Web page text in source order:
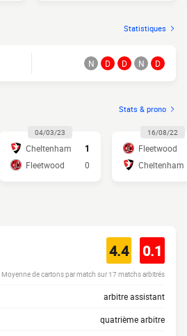
Statistiques
N D D N D
Stats & prono
04/03/23
Cheltenham
1
Fleetwood
0
16/08/22
Fleetwood
Cheltenham
4.4 0.1
Moyenne de cartons par match sur 17 matchs arbitrés
arbitre assistant
quatrième arbitre